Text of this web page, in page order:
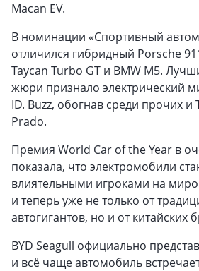
Macan EV.
В номинации «Спортивный
отличился гибридный Porsche
Taycan Turbo GT и BMW M5.
жюри признало электрический
ID. Buzz, обогнав среди прочих
Prado.
Премия World Car of the Year в
показала, что электромобили
влиятельными игроками на
и теперь уже не только от
автогигантов, но и от китайских
BYD Seagull официально
и всё чаще автомобиль